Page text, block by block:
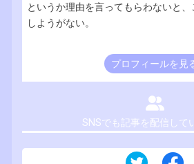
というか理由を言ってもらわないと
しようがない。
プロフィールを見
SNSでも記事を配信して